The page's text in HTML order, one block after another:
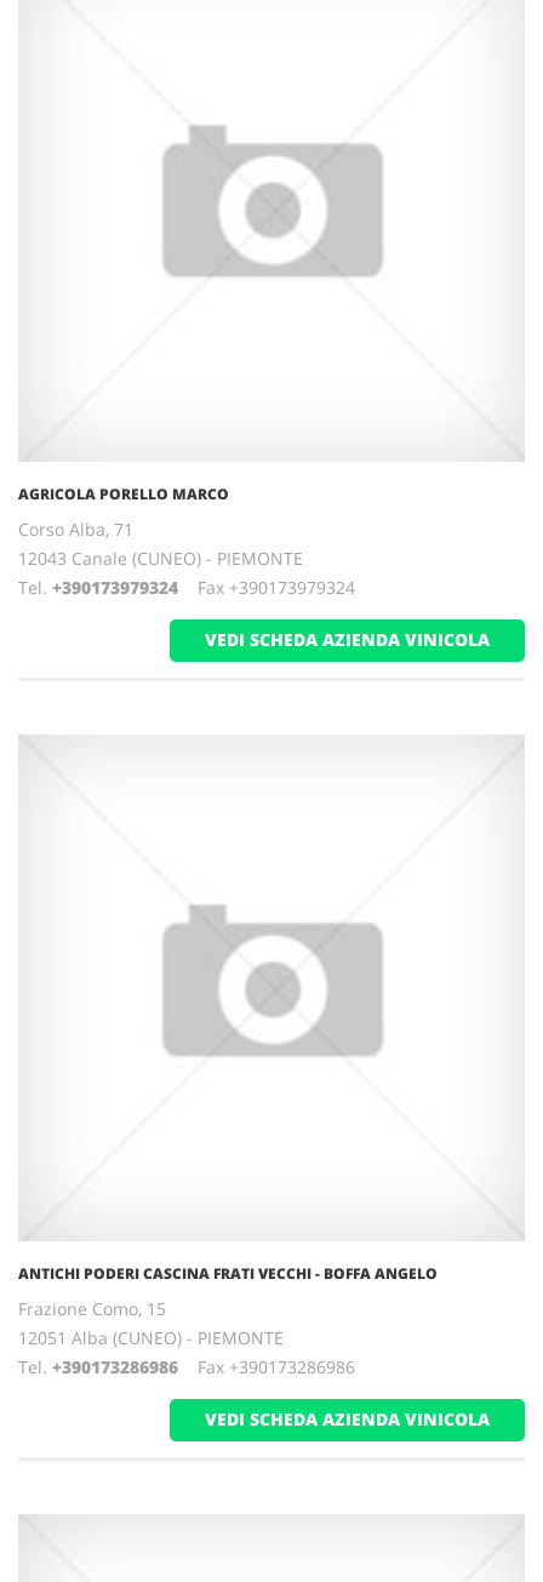
AGRICOLA PORELLO MARCO
Corso Alba, 71
12043 Canale (CUNEO) - PIEMONTE
Tel. +390173979324 Fax +390173979324
VEDI SCHEDA AZIENDA VINICOLA
ANTICHI PODERI CASCINA FRATI VECCHI - BOFFA ANGELO
Frazione Como, 15
12051 Alba (CUNEO) - PIEMONTE
Tel. +390173286986 Fax +390173286986
VEDI SCHEDA AZIENDA VINICOLA